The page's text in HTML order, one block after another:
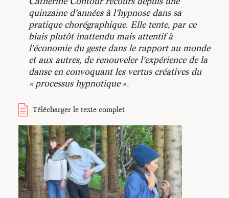
ancrée dans le corps et orientée vers la mise en
mouvement et la danse (J’opère certains
rapprochement avec le Butô et fais des liens
avec différentes pratiques somatiques). Cette
activation se fait sous forme
d’accompagnements par la présence et la
parole. Ses accompagnements prennent la
forme de scénarios ouverts et adaptés.
manière singulière et en co-présence, active le
conscients) pour les danses à venir. Envisager
ces scénarios à travers la notion de
« partition » et en préciser les composantes,
constitue l’un des points abordés dans la
recherche. Autres points : Les différentes
manières d’intégrer-incorporer les expériences
quinzaine d’années à l’hypnose dans sa
pratique chorégraphique. Elle tente, par ce
biais plutôt inattendu mais attentif à
l’économie du geste dans le rapport au monde
et aux autres, de renouveler l’expérience de la
danse en convoquant les vertus créatives du
« processus hypnotique ».
Télécharger le texte complet